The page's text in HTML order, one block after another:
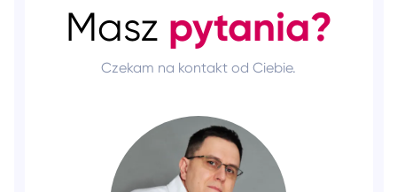
Masz pytania?
Czekam na kontakt od Ciebie.